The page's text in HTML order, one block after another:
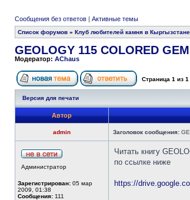
Сообщения без ответов | Активные темы
Список форумов » Клуб любителей камня в Кыргызстане.
GEOLOGY 115 COLORED
Модератор: AChaus
Страница 1 из 1
Версия для печати
Автор
admin Заголовок сообщения:
Администратор
Зарегистрирован: 05 мар
2009, 01:38
Сообщения: 111
Читать книгу
по ссылке ниже
https://